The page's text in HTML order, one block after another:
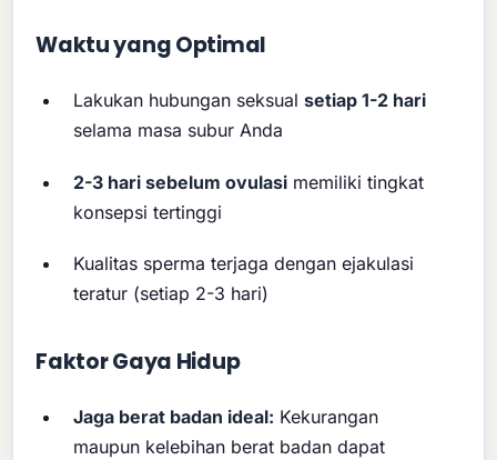
Waktu yang Optimal
Lakukan hubungan seksualsetiap 1-2 hari
selama masa subur Anda
2-3 hari sebelum ovulasi memiliki tingkat
konsepsi tertinggi
Kualitas sperma terjaga dengan ejakulasi
teratur (setiap 2-3 hari)
Faktor Gaya Hidup
Jaga berat badan ideal: Kekurangan
maupun kelebihan berat badan dapat